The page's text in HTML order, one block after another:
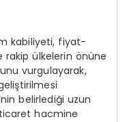
kabiliyeti, fiyat-
rakip ülkelerin önüne
vurgulayarak,
belirlediği uzun
hacmine